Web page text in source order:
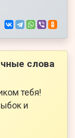
слова
тебя!
и